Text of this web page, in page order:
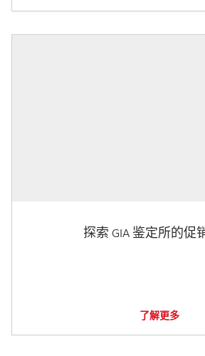
探索 GIA 鉴定所的促
了解更多